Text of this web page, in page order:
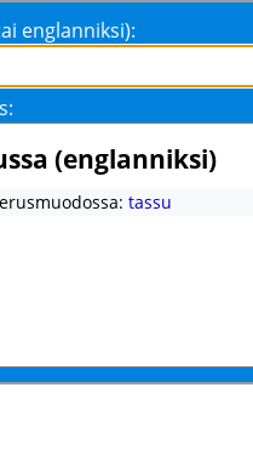
englanniksi):
(englanniksi)
tassu